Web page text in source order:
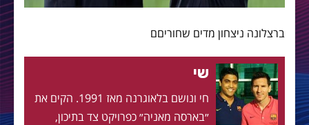
ברצלונה ניצחון מדים שחוריםם
שי
חי ונושם בלאוגרנה מאז 1991. הקים את
״בארסה מאניה״ כפרויקט צד בתיכון,